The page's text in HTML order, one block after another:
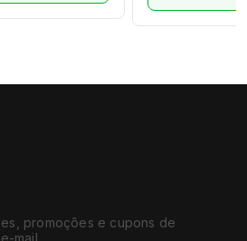
promoções e cupons de